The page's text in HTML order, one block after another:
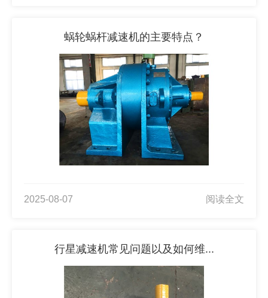
蜗轮蜗杆减速机的主要特点？
2025-08-07 阅读全文
行星减速机常见问题以及如何维...